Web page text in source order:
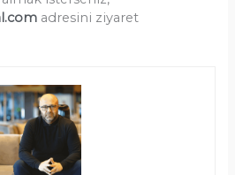
adresini ziyaret